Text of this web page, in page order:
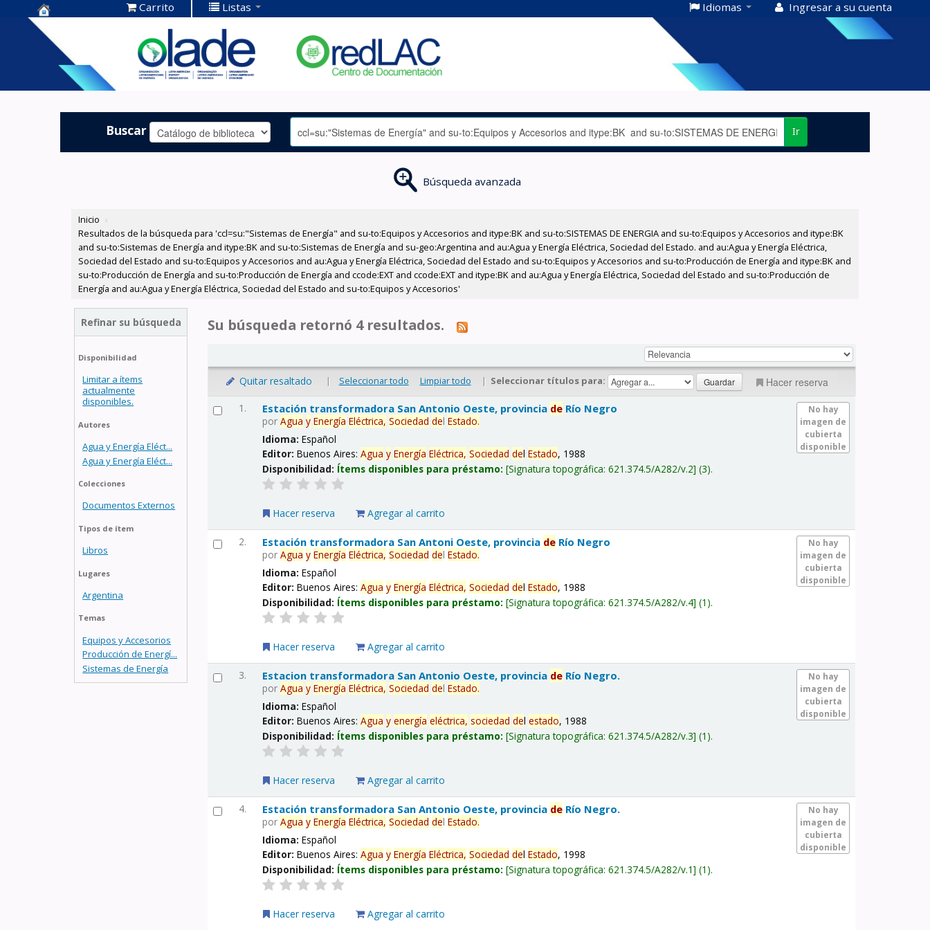
Centro de
Documentación
OLADE -
Carrito Listas Idiomas Ingresar a su cuenta
Buscar Ir
Búsqueda avanzada
Inicio ›
Resultados de la búsqueda para 'ccl=su:"Sistemas de Energía" and su-to:Equipos y Accesorios and itype:BK and su-to:SISTEMAS DE ENERGIA and su-to:Equipos y Accesorios and itype:BK
and su-to:Sistemas de Energía and itype:BK and su-to:Sistemas de Energía and su-geo:Argentina and au:Agua y Energía Eléctrica, Sociedad del Estado. and au:Agua y Energía Eléctrica,
Sociedad del Estado and su-to:Equipos y Accesorios and au:Agua y Energía Eléctrica, Sociedad del Estado and su-to:Equipos y Accesorios and su-to:Producción de Energía and itype:BK and
su-to:Producción de Energía and su-to:Producción de Energía and ccode:EXT and ccode:EXT and itype:BK and au:Agua y Energía Eléctrica, Sociedad del Estado and su-to:Producción de
Energía and au:Agua y Energía Eléctrica, Sociedad del Estado and su-to:Equipos y Accesorios'
Refinar su búsqueda
Disponibilidad
Limitar a ítems
actualmente
disponibles.
Autores
Agua y Energía Eléct...
Agua y Energía Eléct...
Colecciones
Documentos Externos
Tipos de ítem
Libros
Lugares
Argentina
Temas
Equipos y Accesorios
Producción de Energí...
Sistemas de Energía
Su búsqueda retornó 4 resultados.
Quitar resaltado | Seleccionar todo Limpiar todo | Seleccionar títulos para: Hacer reserva
1.
No hay
imagen de
cubierta
disponible
Estación transformadora San Antonio Oeste, provincia de Río Negro
porAgua y Energía Eléctrica, Sociedad delEstado.
Idioma:Español
Editor:Buenos Aires:Agua y Energía Eléctrica, Sociedad delEstado, 1988
Disponibilidad: Ítems disponibles para préstamo: Signatura topográfica:621.374.5/A282/v.2 (3).
Hacer reserva Agregar al carrito
2.
No hay
imagen de
cubierta
disponible
Estación transformadora San Antoni Oeste, provincia de Río Negro
porAgua y Energía Eléctrica, Sociedad delEstado.
Idioma:Español
Editor:Buenos Aires:Agua y Energía Eléctrica, Sociedad delEstado, 1988
Disponibilidad: Ítems disponibles para préstamo: Signatura topográfica:621.374.5/A282/v.4 (1).
Hacer reserva Agregar al carrito
3.
No hay
imagen de
cubierta
disponible
Estacion transformadora San Antonio Oeste, provincia de Río Negro.
porAgua y Energía Eléctrica, Sociedad delEstado.
Idioma:Español
Editor:Buenos Aires:Agua y energía eléctrica, sociedad delestado, 1988
Disponibilidad: Ítems disponibles para préstamo: Signatura topográfica:621.374.5/A282/v.3 (1).
Hacer reserva Agregar al carrito
4.
No hay
imagen de
cubierta
disponible
Estación transformadora San Antonio Oeste, provincia de Río Negro.
porAgua y Energía Eléctrica, Sociedad delEstado.
Idioma:Español
Editor:Buenos Aires:Agua y Energía Eléctrica, Sociedad delEstado, 1998
Disponibilidad: Ítems disponibles para préstamo: Signatura topográfica:621.374.5/A282/v.1 (1).
Hacer reserva Agregar al carrito